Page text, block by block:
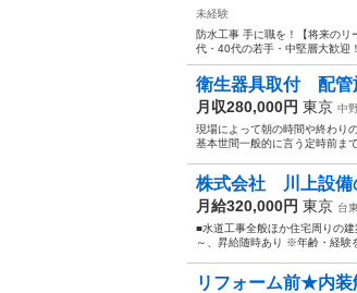
未経験
防水工事 手に職を！【将来の
代・40代の若手・中堅層大歓迎
衛生器具取付 配管
月収280,000円 東京 中
現場によって朝の時間や終わり
基本世間一般的に言う定時前ま
株式会社 川上設備
月給320,000円 東京 台
■水道工事全般ほか住宅周りの
～、昇給随時あり ※年齢・経験
リフォーム前★内装